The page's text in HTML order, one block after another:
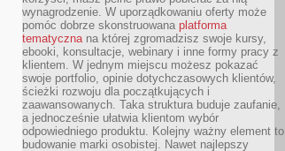
wynagrodzenie. W uporządkowaniu oferty może
pomóc dobrze skonstruowana platforma
tematycznana której zgromadzisz swoje kursy,
ebooki, konsultacje, webinary i inne formy pracy z
klientem. W jednym miejscu możesz pokazać
swoje portfolio, opinie dotychczasowych klientów,
ścieżki rozwoju dla początkujących i
zaawansowanych. Taka struktura buduje zaufanie,
a jednocześnie ułatwia klientom wybór
odpowiedniego produktu. Kolejny ważny element to
budowanie marki osobistej. Nawet najlepszy